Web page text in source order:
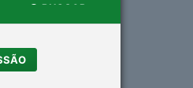
BUSCAR